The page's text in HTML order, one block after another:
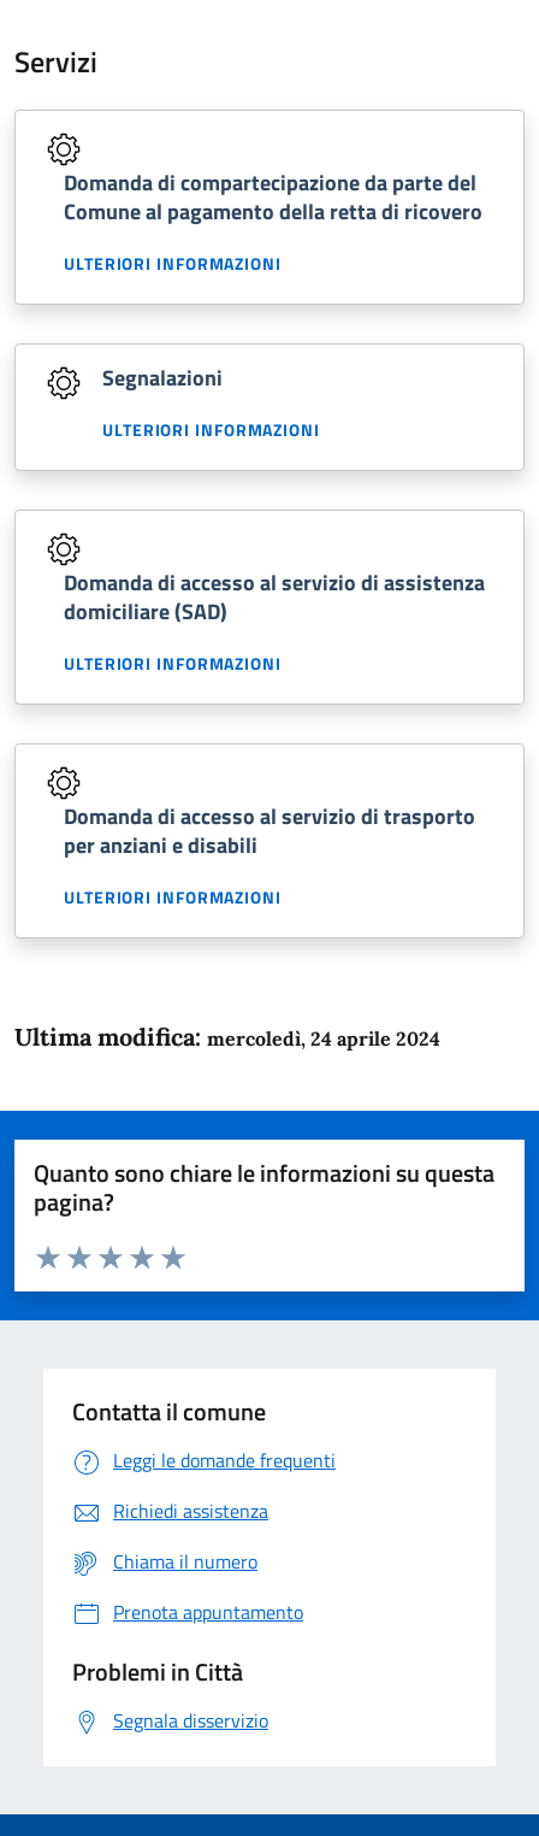
Servizi
Domanda di compartecipazione da parte del
Comune al pagamento della retta di ricovero
ULTERIORI INFORMAZIONI
Segnalazioni
ULTERIORI INFORMAZIONI
Domanda di accesso al servizio di assistenza
domiciliare (SAD)
ULTERIORI INFORMAZIONI
Domanda di accesso al servizio di trasporto
per anziani e disabili
ULTERIORI INFORMAZIONI
Ultima modifica: mercoledì, 24 aprile 2024
Quanto sono chiare le informazioni su questa
pagina?
Domanda
Valuta da 1 a 5 stelle la pagina
Valuta 5 stelle su 5
Valuta 4 stelle su 5
Valuta 3 stelle su 5
Valuta 2 stelle su 5
Valuta 1 stelle su 5
Contatta il comune
Leggi le domande frequenti
Richiedi assistenza
Chiama il numero
Prenota appuntamento
Problemi in Città
Segnala disservizio